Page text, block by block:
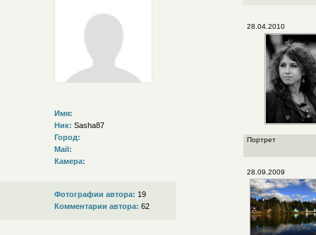
Имя:
Ник: Sasha87
Город:
Mail:
Камера:
Фотографии автора: 19
Комментарии автора: 62
28.04.2010
Портрет
28.09.2009